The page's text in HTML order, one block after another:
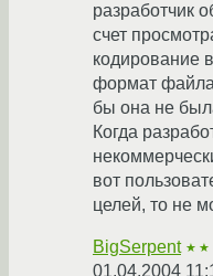
разработчик
счет
кодирование
формат
бы она не
Когда
вот
целей, то не
BigSerpent ★★
01.04.2004